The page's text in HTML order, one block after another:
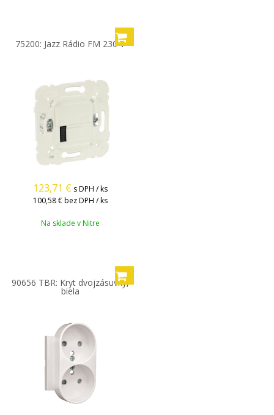
75200: Jazz Rádio FM 230 V
123,71 € s DPH / ks
100,58 € bez DPH / ks
Na sklade v Nitre
90656 TBR: Kryt dvojzásuvky,
biela